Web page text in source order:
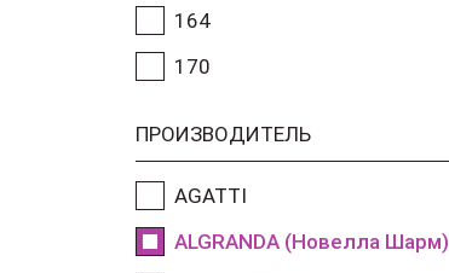
164
170
ПРОИЗВОДИТЕЛЬ
AGATTI
ALGRANDA (Новелла Шарм)